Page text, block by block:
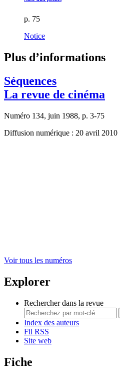
p. 75
Notice
Plus d’informations
Séquences
La revue de cinéma
Numéro 134, juin 1988, p. 3-75
Diffusion numérique : 20 avril 2010
Voir tous les numéros
Explorer
Rechercher dans la revue
Index des auteurs
Fil RSS
Site web
Fiche